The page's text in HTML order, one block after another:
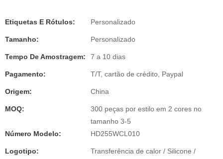
Etiquetas E Rótulos: Personalizado
Tamanho: Personalizado
Tempo De Amostragem: 7 a 10 dias
Pagamento: T/T, cartão de crédito, Paypal
Origem: China
MOQ:
300 peças por estilo em 2 cores no
tamanho 3-5
Número Modelo:
HD255WCL010
Logotipo:
Transferência de calor / Silicone /